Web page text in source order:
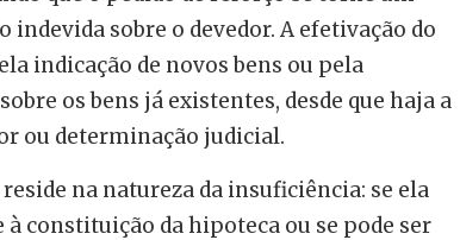
sobre o devedor. A efetivação do
indicação de novos bens ou pela
os bens já existentes, desde que haja a
ou determinação judicial.
na natureza da insuficiência: se ela
constituição da hipoteca ou se pode ser